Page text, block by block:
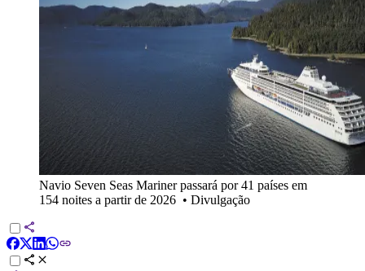
Navio Seven Seas Mariner passará por 41 países em
154 noites a partir de 2026 • Divulgação